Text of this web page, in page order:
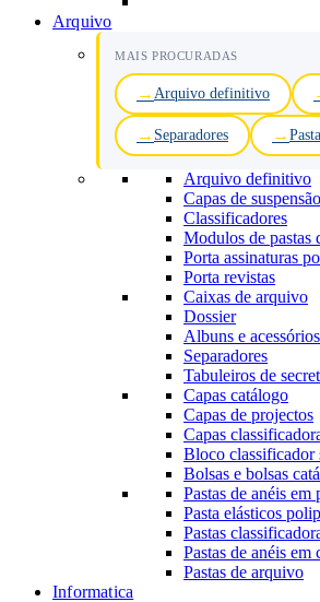
Arquivo
MAIS PROCURADAS
Arquivo definitivo
Separadores
Arquivo definitivo
Capas de
Classificadores
Modulos de pastas
Porta assinaturas
Porta revistas
Caixas de arquivo
Dossier
Albuns e acessórios
Separadores
Tabuleiros de
Capas catálogo
Capas de projectos
Capas
Bloco classificador
Bolsas e bolsas
Pastas de anéis
Pasta elásticos
Pastas
Pastas de anéis em
Pastas de arquivo
Informatica